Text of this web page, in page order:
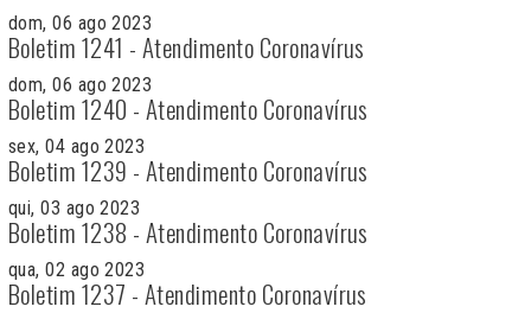
dom, 06 ago 2023
Boletim 1241 - Atendimento Coronavírus
dom, 06 ago 2023
Boletim 1240 - Atendimento Coronavírus
sex, 04 ago 2023
Boletim 1239 - Atendimento Coronavírus
qui, 03 ago 2023
Boletim 1238 - Atendimento Coronavírus
qua, 02 ago 2023
Boletim 1237 - Atendimento Coronavírus